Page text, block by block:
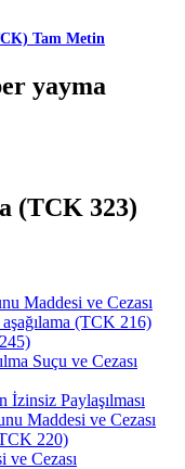
Tam Metin
yayma
(TCK 323)
Maddesi ve Cezası
(TCK 216)
Suçu ve Cezası
Paylaşılması
Maddesi ve Cezası
220)
ve Cezası